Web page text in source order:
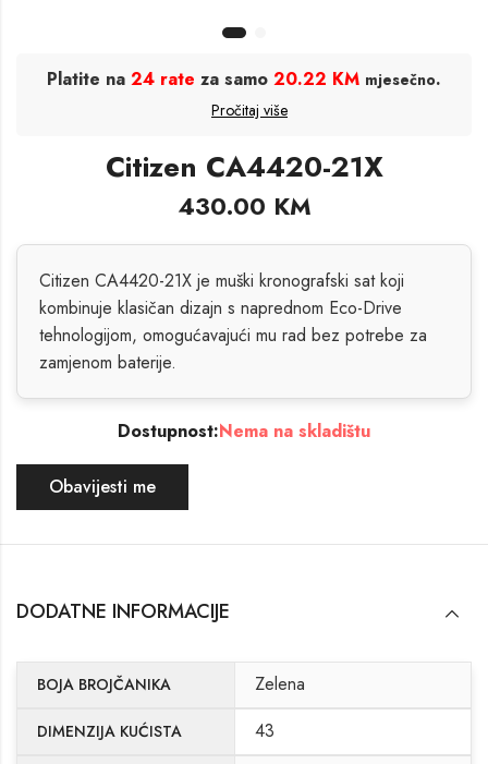
Platite na 24 rate za samo 20.22 KM mjesečno.
Pročitaj više
Citizen CA4420-21X
430.00 KM
Citizen CA4420-21X je muški kronografski sat koji
kombinuje klasičan dizajn s naprednom Eco-Drive
tehnologijom, omogućavajući mu rad bez potrebe za
zamjenom baterije.
Dostupnost:Nema na skladištu
Obavijesti me
DODATNE INFORMACIJE
BOJA BROJČANIKA Zelena
DIMENZIJA KUĆISTA 43